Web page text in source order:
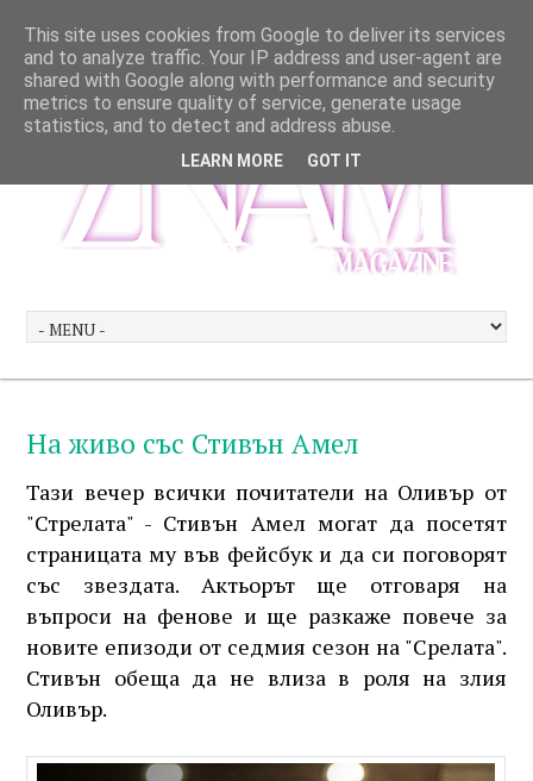
На живо със Стивън Амел
Тази вечер всички почитатели на Оливър от
"Стрелата" - Стивън Амел могат да посетят
страницата му във фейсбук и да си поговорят
със звездата. Актьорът ще отговаря на
въпроси на фенове и ще разкаже повече за
новите епизоди от седмия сезон на "Срелата".
Стивън обеща да не влиза в роля на злия
Оливър.
This site uses cookies from Google to deliver its services
and to analyze traffic. Your IP address and user-agent are
shared with Google along with performance and security
metrics to ensure quality of service, generate usage
statistics, and to detect and address abuse.
LEARN MORE GOT IT